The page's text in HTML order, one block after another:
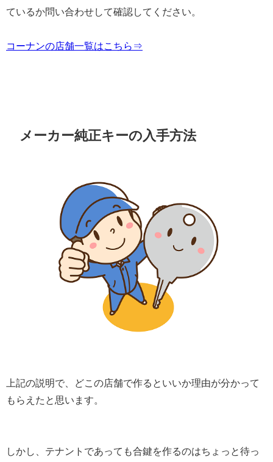
ているか問い合わせして確認してください。
コーナンの店舗一覧はこちら⇒
メーカー純正キーの入手方法
上記の説明で、どこの店舗で作るといいか理由が分かって
もらえたと思います。
しかし、テナントであっても合鍵を作るのはちょっと待っ